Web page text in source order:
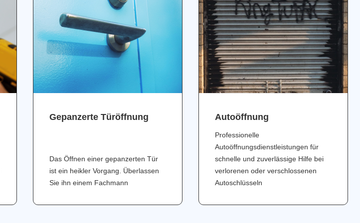
Gepanzerte Türöffnung
Das Öffnen einer gepanzerten Tür
ist ein heikler Vorgang. Überlassen
Sie ihn einem Fachmann
Аutoöffnung
Professionelle
Autoöffnungsdienstleistungen für
schnelle und zuverlässige Hilfe bei
verlorenen oder verschlossenen
Autoschlüsseln